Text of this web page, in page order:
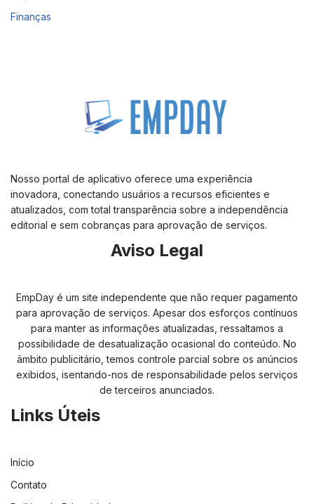
Finanças
Nosso portal de aplicativo oferece uma experiência
inovadora, conectando usuários a recursos eficientes e
atualizados, com total transparência sobre a independência
editorial e sem cobranças para aprovação de serviços.
Aviso Legal
EmpDay é um site independente que não requer pagamento
para aprovação de serviços. Apesar dos esforços contínuos
para manter as informações atualizadas, ressaltamos a
possibilidade de desatualização ocasional do conteúdo. No
âmbito publicitário, temos controle parcial sobre os anúncios
exibidos, isentando-nos de responsabilidade pelos serviços
de terceiros anunciados.
Links Úteis
Início
Contato